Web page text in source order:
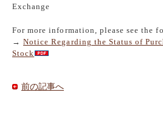
Exchange
For more information, please see the
→Notice Regarding the Status of
Stock
前の記事へ